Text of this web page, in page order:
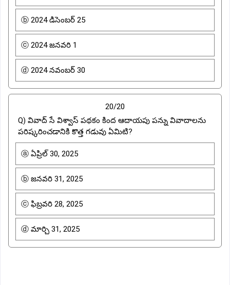
ⓑ 2024 డిసెంబర్ 25
ⓒ 2024 జనవరి 1
ⓓ 2024 నవంబర్ 30
20/20
Q) వివాద్ సే విశ్వాస్ పథకం కింద ఆదాయపు పన్ను వివాదాలను
పరిష్కరించడానికి కొత్త గడువు ఏమిటి?
ⓐ ఏప్రిల్ 30, 2025
ⓑ జనవరి 31, 2025
ⓒ ఫిబ్రవరి 28, 2025
ⓓ మార్చి 31, 2025